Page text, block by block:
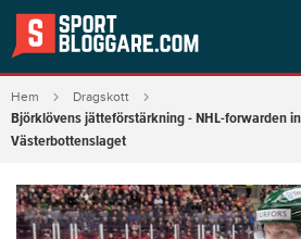
Hem Dragskott
Björklövens jätteförstärkning - NHL-forwarden
Västerbottenslaget